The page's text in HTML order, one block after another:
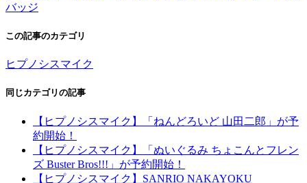
バッジ
この記事のカテゴリ
ヒプノシスマイク
同じカテゴリの記事
【ヒプノシスマイク】「ねんどろいど 山田二郎」が予
約開始！
【ヒプノシスマイク】「ぬいぐるみ ちょこんとフレン
ズ Buster Bros!!!」が予約開始！
【ヒプノシスマイク】SANRIO NAKAYOKU